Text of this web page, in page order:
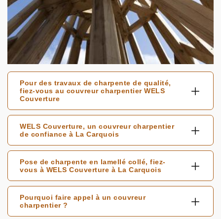
Pour des travaux de charpente de qualité,
fiez-vous au couvreur charpentier WELS
Couverture
WELS Couverture, un couvreur charpentier
de confiance à La Carquois
Pose de charpente en lamellé collé, fiez-
vous à WELS Couverture à La Carquois
Pourquoi faire appel à un couvreur
charpentier ?